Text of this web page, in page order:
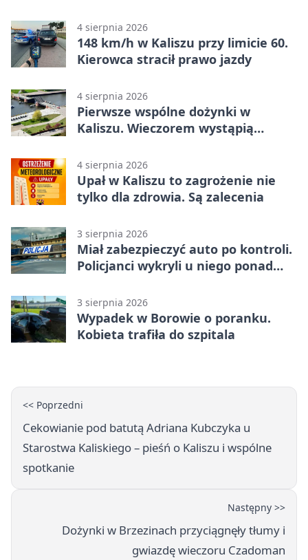
4 sierpnia 2026
148 km/h w Kaliszu przy limicie 60.
Kierowca stracił prawo jazdy
4 sierpnia 2026
Pierwsze wspólne dożynki w
Kaliszu. Wieczorem wystąpią
4 sierpnia 2026
Upał w Kaliszu to zagrożenie nie
tylko dla zdrowia. Są zalecenia
3 sierpnia 2026
Miał zabezpieczyć auto po kontroli.
Policjanci wykryli u niego ponad
3 sierpnia 2026
Wypadek w Borowie o poranku.
Kobieta trafiła do szpitala
<< Poprzedni
Cekowianie pod batutą Adriana Kubczyka u
Starostwa Kaliskiego – pieśń o Kaliszu i wspólne
spotkanie
Następny >>
Dożynki w Brzezinach przyciągnęły tłumy i
gwiazdę wieczoru Czadoman